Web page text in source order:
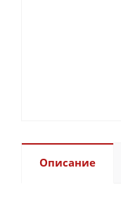
Описание